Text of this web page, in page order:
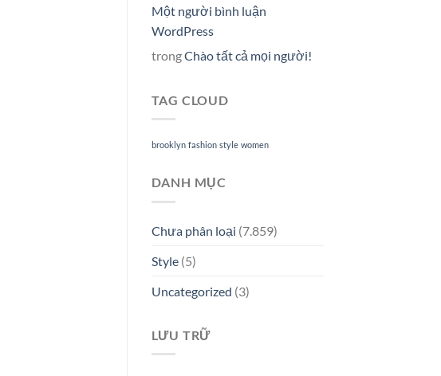
Một người bình luận
WordPress
trongChào tất cả mọi người!
TAG CLOUD
brooklyn fashion style women
DANH MỤC
Chưa phân loại (7.859)
Style(5)
Uncategorized (3)
LƯU TRỮ